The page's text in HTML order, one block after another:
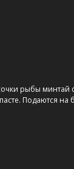
рыбы минтай
Подаются